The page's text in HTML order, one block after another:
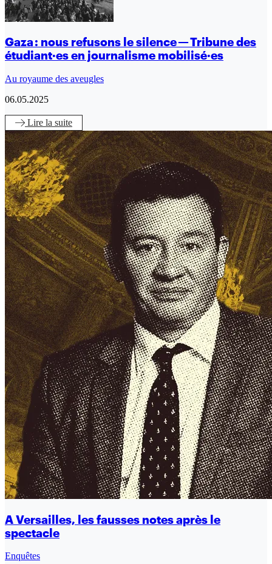
Gaza : nous refusons le silence — Tribune des
étudiant·es en journalisme mobilisé·es
Au royaume des aveugles
06.05.2025
Lire la suite
A Versailles, les fausses notes après le
spectacle
Enquêtes